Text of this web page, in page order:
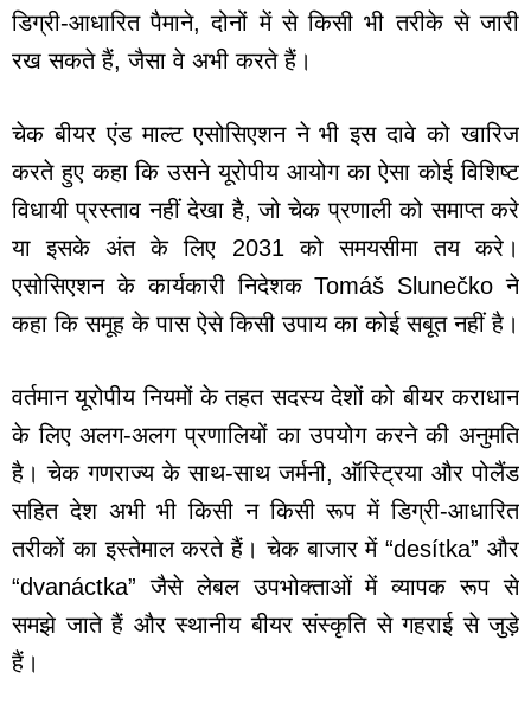
डिग्री-आधारित पैमाने, दोनों में से किसी भी तरीके से जारी
रख सकते हैं, जैसा वे अभी करते हैं।
चेक बीयर एंड माल्ट एसोसिएशन ने भी इस दावे को खारिज
करते हुए कहा कि उसने यूरोपीय आयोग का ऐसा कोई विशिष्ट
विधायी प्रस्ताव नहीं देखा है, जो चेक प्रणाली को समाप्त करे
या इसके अंत के लिए 2031 को समयसीमा तय करे।
एसोसिएशन के कार्यकारी निदेशक Tomáš Slunečko ने
कहा कि समूह के पास ऐसे किसी उपाय का कोई सबूत नहीं है।
वर्तमान यूरोपीय नियमों के तहत सदस्य देशों को बीयर कराधान
के लिए अलग-अलग प्रणालियों का उपयोग करने की अनुमति
है। चेक गणराज्य के साथ-साथ जर्मनी, ऑस्ट्रिया और पोलैंड
सहित देश अभी भी किसी न किसी रूप में डिग्री-आधारित
तरीकों का इस्तेमाल करते हैं। चेक बाजार में “desítka” और
“dvanáctka” जैसे लेबल उपभोक्ताओं में व्यापक रूप से
समझे जाते हैं और स्थानीय बीयर संस्कृति से गहराई से जुड़े
हैं।